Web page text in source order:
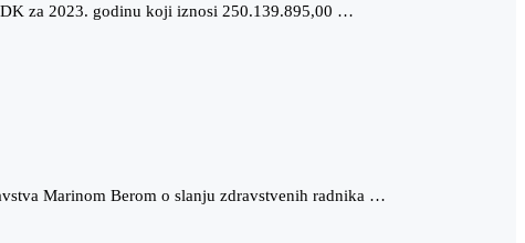
za 2023. godinu koji iznosi 250.139.895,00 …
Marinom Berom o slanju zdravstvenih radnika …